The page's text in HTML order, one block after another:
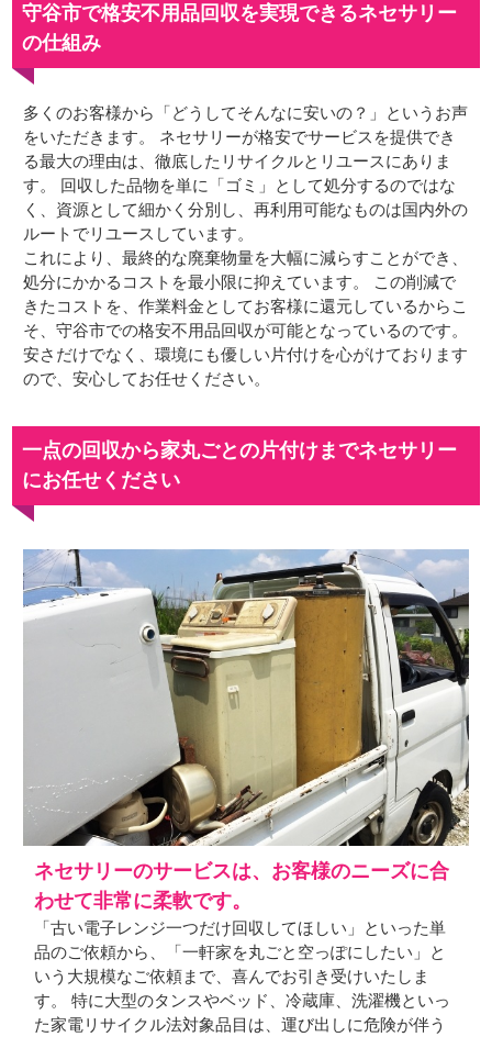
守谷市で格安不用品回収を実現できるネセサリー
の仕組み
多くのお客様から「どうしてそんなに安いの？」というお声
をいただきます。 ネセサリーが格安でサービスを提供でき
る最大の理由は、徹底したリサイクルとリユースにありま
す。 回収した品物を単に「ゴミ」として処分するのではな
く、資源として細かく分別し、再利用可能なものは国内外の
ルートでリユースしています。
これにより、最終的な廃棄物量を大幅に減らすことができ、
処分にかかるコストを最小限に抑えています。 この削減で
きたコストを、作業料金としてお客様に還元しているからこ
そ、守谷市での格安不用品回収が可能となっているのです。
安さだけでなく、環境にも優しい片付けを心がけております
ので、安心してお任せください。
一点の回収から家丸ごとの片付けまでネセサリー
にお任せください
ネセサリーのサービスは、お客様のニーズに合
わせて非常に柔軟です。
「古い電子レンジ一つだけ回収してほしい」といった単
品のご依頼から、「一軒家を丸ごと空っぽにしたい」と
いう大規模なご依頼まで、喜んでお引き受けいたしま
す。 特に大型のタンスやベッド、冷蔵庫、洗濯機といっ
た家電リサイクル法対象品目は、運び出しに危険が伴う